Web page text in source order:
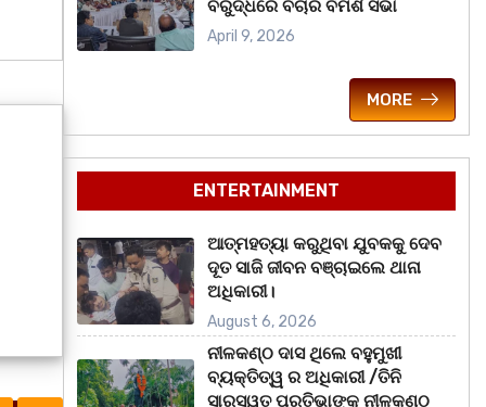
ବିରୁଦ୍ଧରେ ବିଚାର ବିମର୍ଶ ସଭା
April 9, 2026
MORE
ENTERTAINMENT
ଆତ୍ମହତ୍ୟା କରୁଥିବା ଯୁବକକୁ ଦେବ
ଦୂତ ସାଜି ଜୀବନ ବଞ୍ଚାଇଲେ ଥାନା
ଅଧିକାରୀ।
August 6, 2026
ନୀଳକଣ୍ଠ ଦାସ ଥିଲେ ବହୁମୁଖୀ
ବ୍ୟକ୍ତିତ୍ୱ ର ଅଧିକାରୀ /ତିନି
ସାରସ୍ୱତ ପ୍ରତିଭାଙ୍କୁ ନୀଳକଣ୍ଠ